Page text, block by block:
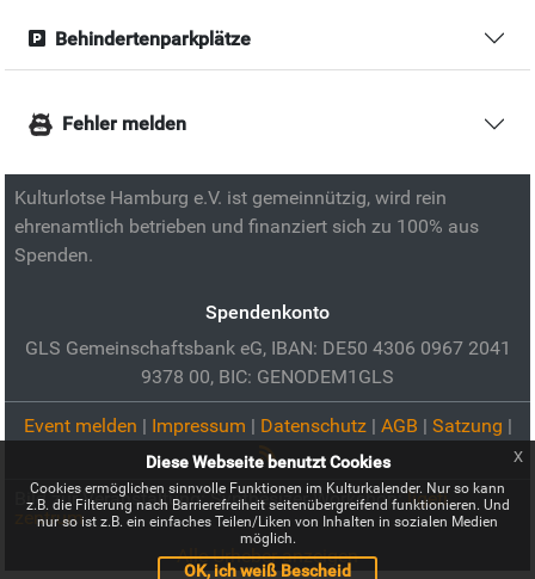
Behindertenparkplätze
Fehler melden
Kulturlotse Hamburg e.V. ist gemeinnützig, wird rein
ehrenamtlich betrieben und finanziert sich zu 100% aus
Spenden.
Spendenkonto
GLS Gemeinschaftsbank eG, IBAN: DE50 4306 0967 2041
9378 00, BIC: GENODEM1GLS
Event melden | Impressum | Datenschutz| AGB | Satzung |
Bild zur Veranstaltung:Synthesizer Workshop:ligeti
zentrum
Alle Urheber anzeigen
Diese Webseite benutzt Cookies
Cookies ermöglichen sinnvolle Funktionen im Kulturkalender. Nur so kann
z.B. die Filterung nach Barrierefreiheit seitenübergreifend funktionieren. Und
nur so ist z.B. ein einfaches Teilen/Liken von Inhalten in sozialen Medien
möglich.
OK, ich weiß Bescheid
x